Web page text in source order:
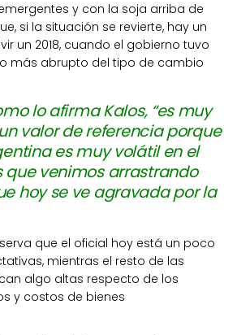
y con la soja arriba de
si la situación se revierte, hay un
un 2018, cuando el gobierno tuvo
más abrupto del tipo de cambio
lo afirma Kalos, “es muy
valor de referencia porque
es muy volátil en el
que venimos arrastrando
hoy se ve agravada por la
que el oficial hoy está un poco
mientras el resto de las
algo altas respecto de los
y costos de bienes